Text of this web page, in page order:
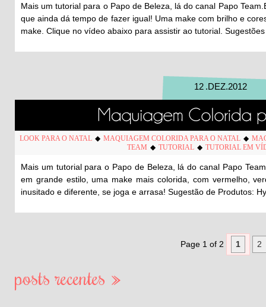
Mais um tutorial para o Papo de Beleza, lá do canal Papo
que ainda dá tempo de fazer igual! Uma make com brilho e
make. Clique no vídeo abaixo para assistir ao tutorial.
12 .DEZ.2012
LOOK PARA O NATAL ◆ MAQUIAGEM COLORIDA PARA O NATAL ◆
TEAM ◆ TUTORIAL ◆ TUTORIAL EM
Mais um tutorial para o Papo de Beleza, lá do canal Papo
em grande estilo, uma make mais colorida, com vermelho,
inusitado e diferente, se joga e arrasa! Sugestão de Produtos:
Page 1 of 2 1 2
posts recentes »